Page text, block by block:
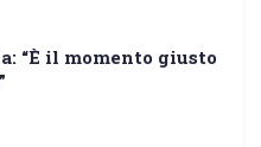
“È il momento giusto